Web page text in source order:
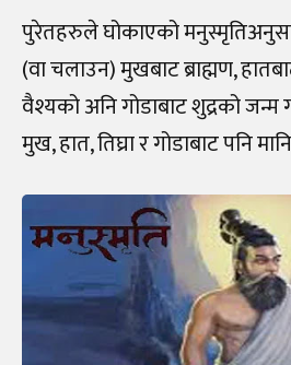
पुरेतहरुले घोकाएको
(वा चलाउन) मुखबाट ब्राह्मण,
वैश्यको अनि गोडाबाट शुद्रको जन्म
मुख, हात, तिघ्रा र गोडाबाट पनि